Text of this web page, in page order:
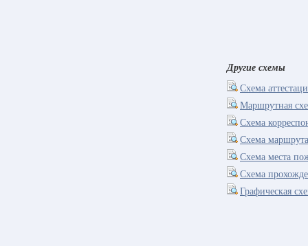
Другие схемы
Схема
Маршрутная
Схема
Схема
Схема места
Схема
Графическая